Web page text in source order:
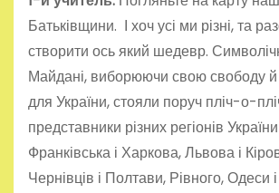
Батьківщини. І хоч усі ми різні, та
створити ось який шедевр.
Майдані, виборюючи свою свободу
для України, стояли поруч пліч-о-
представники різних регіонів
Франківська і Харкова, Львова і
Чернівців і Полтави, Рівного, Одеси